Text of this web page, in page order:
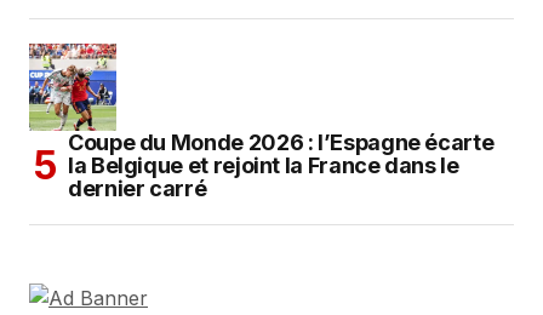
Coupe du Monde 2026 : l’Espagne écarte
la Belgique et rejoint la France dans le
dernier carré